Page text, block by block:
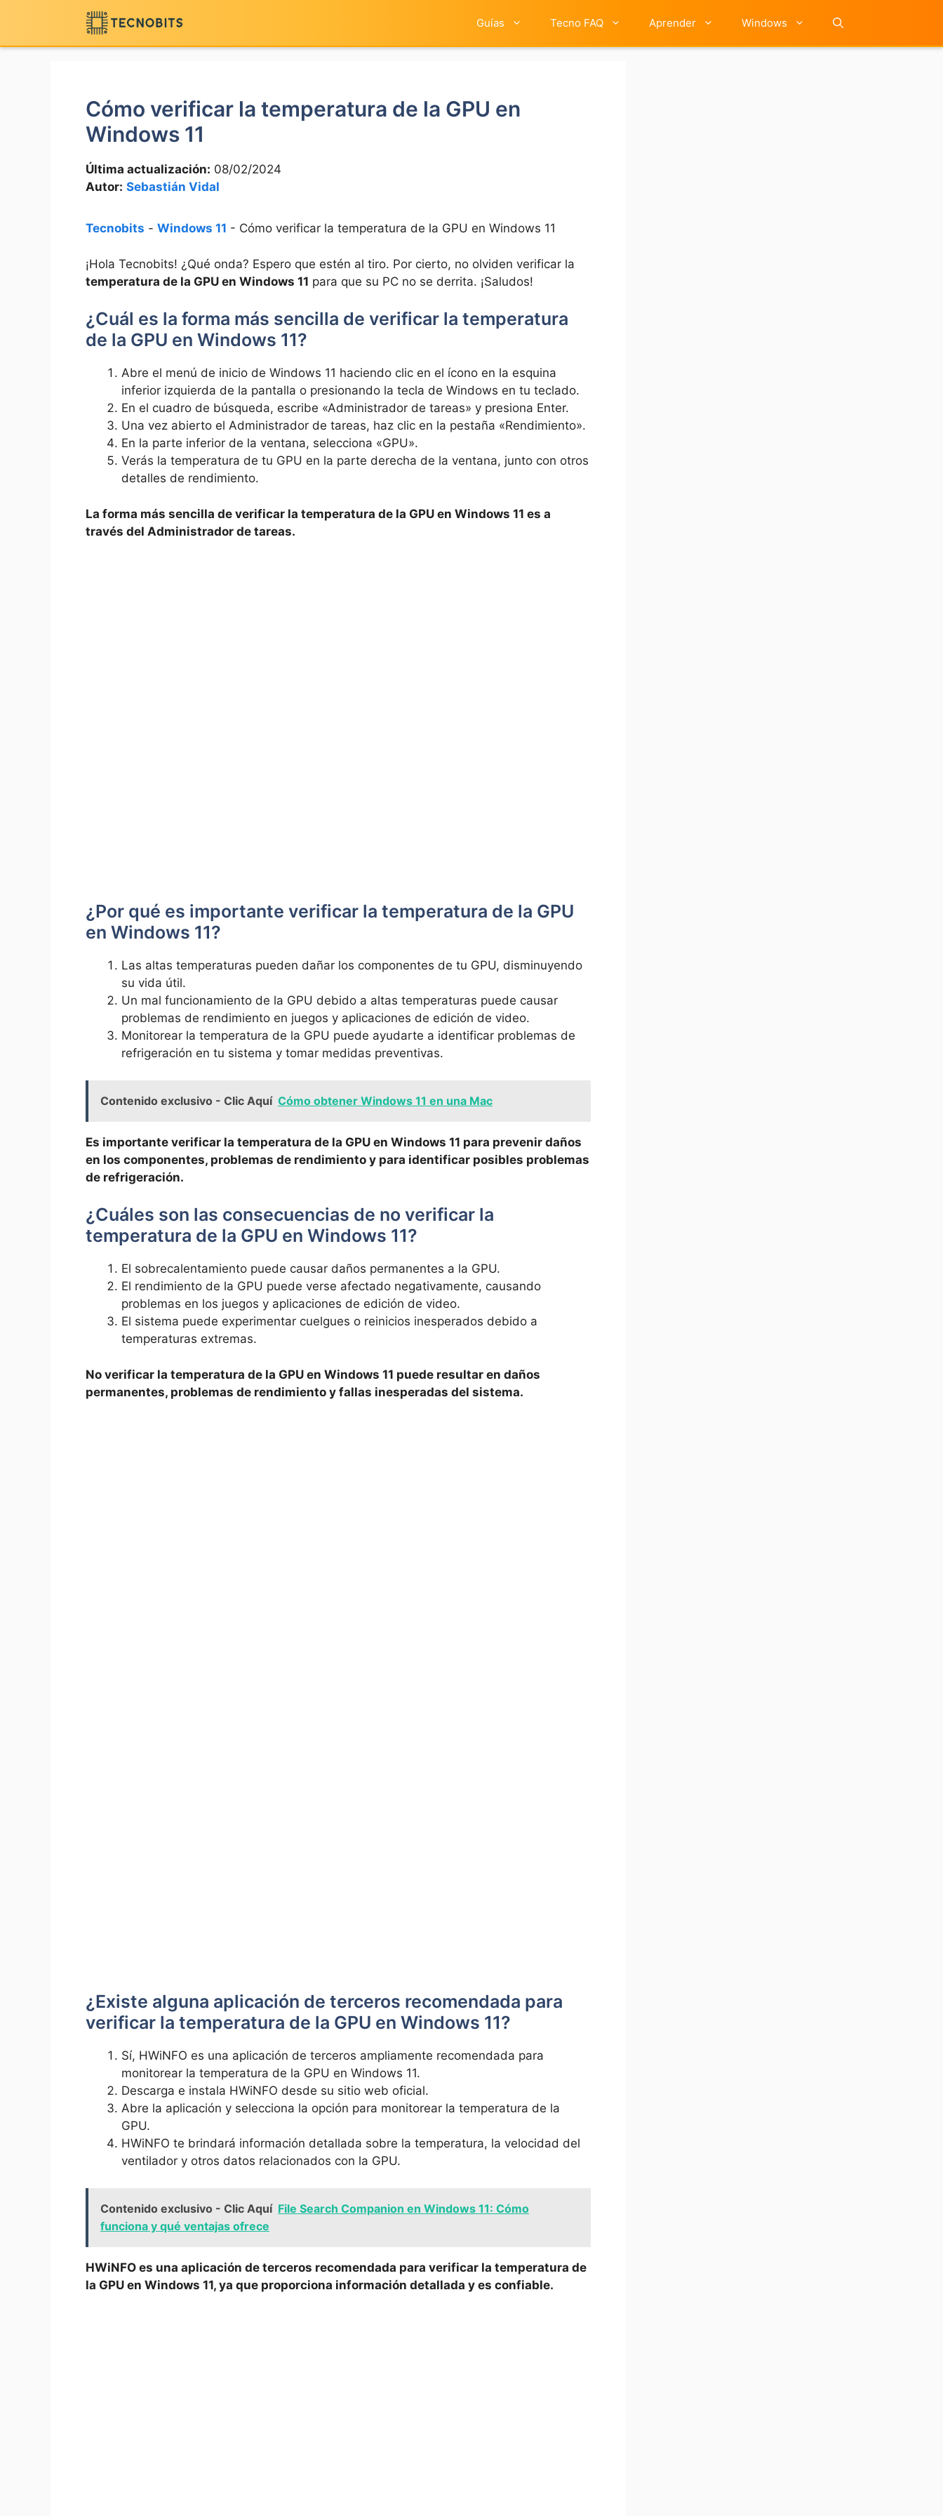
contenido
Guías Tecno FAQ Aprender Windows
Cómo verificar la temperatura de la GPU en
Windows 11
Última actualización: 08/02/2024
Autor: Sebastián Vidal
Tecnobits - Windows 11 - Cómo verificar la temperatura de la GPU en Windows 11
¡Hola Tecnobits! ¿Qué onda? Espero que estén al tiro. Por cierto, no olviden verificar la
temperatura de la GPU en Windows 11 para que su PC no se derrita. ¡Saludos!
¿Cuál es la forma más sencilla de verificar la temperatura
de la GPU en Windows 11?
Abre el menú de inicio de Windows 11 haciendo clic en el ícono en la esquina
inferior izquierda de la pantalla o presionando la tecla de Windows en tu teclado.
En el cuadro de búsqueda, escribe «Administrador de tareas» y presiona Enter.
Una vez abierto el Administrador de tareas, haz clic en la pestaña «Rendimiento».
En la parte inferior de la ventana, selecciona «GPU».
Verás la temperatura de tu GPU en la parte derecha de la ventana, junto con otros
detalles de rendimiento.
La forma más sencilla de verificar la temperatura de la GPU en Windows 11 es a
través del Administrador de tareas.
¿Por qué es importante verificar la temperatura de la GPU
en Windows 11?
Las altas temperaturas pueden dañar los componentes de tu GPU, disminuyendo
su vida útil.
Un mal funcionamiento de la GPU debido a altas temperaturas puede causar
problemas de rendimiento en juegos y aplicaciones de edición de video.
Monitorear la temperatura de la GPU puede ayudarte a identificar problemas de
refrigeración en tu sistema y tomar medidas preventivas.
Contenido exclusivo - Clic Aquí Cómo obtener Windows 11 en una Mac
Es importante verificar la temperatura de la GPU en Windows 11 para prevenir daños
en los componentes, problemas de rendimiento y para identificar posibles problemas
de refrigeración.
¿Cuáles son las consecuencias de no verificar la
temperatura de la GPU en Windows 11?
El sobrecalentamiento puede causar daños permanentes a la GPU.
El rendimiento de la GPU puede verse afectado negativamente, causando
problemas en los juegos y aplicaciones de edición de video.
El sistema puede experimentar cuelgues o reinicios inesperados debido a
temperaturas extremas.
No verificar la temperatura de la GPU en Windows 11 puede resultar en daños
permanentes, problemas de rendimiento y fallas inesperadas del sistema.
¿Existe alguna aplicación de terceros recomendada para
verificar la temperatura de la GPU en Windows 11?
Sí, HWiNFO es una aplicación de terceros ampliamente recomendada para
monitorear la temperatura de la GPU en Windows 11.
Descarga e instala HWiNFO desde su sitio web oficial.
Abre la aplicación y selecciona la opción para monitorear la temperatura de la
GPU.
HWiNFO te brindará información detallada sobre la temperatura, la velocidad del
ventilador y otros datos relacionados con la GPU.
Contenido exclusivo - Clic Aquí File Search Companion en Windows 11: Cómo
funciona y qué ventajas ofrece
HWiNFO es una aplicación de terceros recomendada para verificar la temperatura de
la GPU en Windows 11, ya que proporciona información detallada y es confiable.